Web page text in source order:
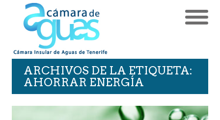
ARCHIVOS DE LA ETIQUETA:
AHORRAR ENERGÍA